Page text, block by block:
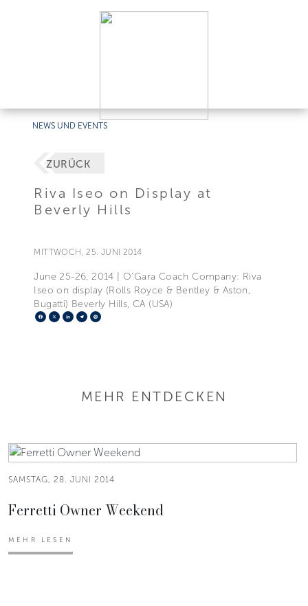
NEWS UND EVENTS
ZURÜCK
Riva Iseo on Display at
Beverly Hills
MITTWOCH, 25. JUNI 2014
June 25-26, 2014 | O'Gara Coach Company: Riva
Iseo on display (Rolls Royce & Bentley & Aston,
Bugatti) Beverly Hills, CA (USA)
Facebook
X LinkedIn
Telegram
MEHR ENTDECKEN
SAMSTAG, 28. JUNI 2014
Ferretti Owner Weekend
MEHR LESEN